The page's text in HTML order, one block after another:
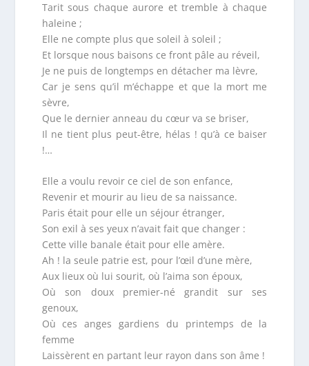
Tarit sous chaque aurore et tremble à chaque
haleine ;
Elle ne compte plus que soleil à soleil ;
Et lorsque nous baisons ce front pâle au réveil,
Je ne puis de longtemps en détacher ma lèvre,
Car je sens qu’il m’échappe et que la mort me
sèvre,
Que le dernier anneau du cœur va se briser,
Il ne tient plus peut-être, hélas ! qu’à ce baiser
!…
Elle a voulu revoir ce ciel de son enfance,
Revenir et mourir au lieu de sa naissance.
Paris était pour elle un séjour étranger,
Son exil à ses yeux n’avait fait que changer :
Cette ville banale était pour elle amère.
Ah ! la seule patrie est, pour l’œil d’une mère,
Aux lieux où lui sourit, où l’aima son époux,
Où son doux premier-né grandit sur ses
genoux,
Où ces anges gardiens du printemps de la
femme
Laissèrent en partant leur rayon dans son âme !